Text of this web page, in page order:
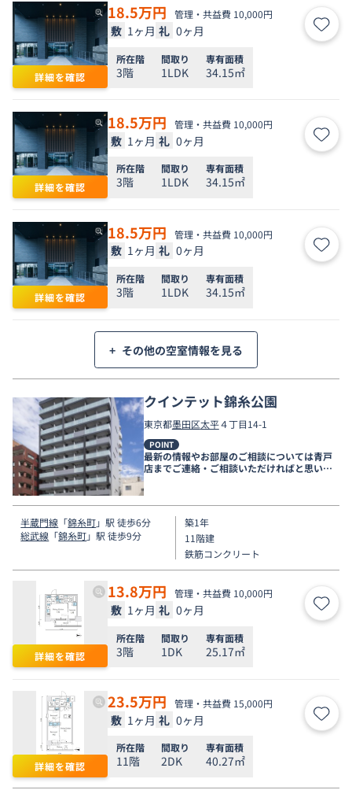
詳細を確認
18.5万円 管理・共益費 10,000円
敷 1ヶ月 礼 0ヶ月 お気
所在階
3階
間取り
1LDK
専有面積
34.15㎡
詳細を確認
18.5万円 管理・共益費 10,000円
敷 1ヶ月 礼 0ヶ月 お気
所在階
3階
間取り
1LDK
専有面積
34.15㎡
詳細を確認
18.5万円 管理・共益費 10,000円
敷 1ヶ月 礼 0ヶ月 お気
所在階
3階
間取り
1LDK
専有面積
34.15㎡
+ その他の空室情報を見る
クインテット錦糸公園
東京都墨田区太平４丁目14-1
POINT
最新の情報やお部屋のご相談については青戸
店までご連絡・ご相談いただければと思いま
す。
半蔵門線 「錦糸町」駅 徒歩6分
総武線 「錦糸町」駅 徒歩9分
築1年
11階建
鉄筋コンクリート
詳細を確認
13.8万円 管理・共益費 10,000円
敷 1ヶ月 礼 0ヶ月 お気
所在階
3階
間取り
1DK
専有面積
25.17㎡
詳細を確認
23.5万円 管理・共益費 15,000円
敷 1ヶ月 礼 0ヶ月 お気
所在階
11階
間取り
2DK
専有面積
40.27㎡